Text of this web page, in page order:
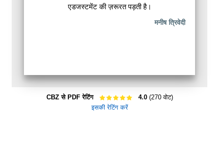
एडजस्टमेंट की ज़रूरत पड़ती है।
मनीष त्रिवेदी
CBZ से PDF रेटिंग 4.0(270 वोट)
इसकी रेटिंग करें